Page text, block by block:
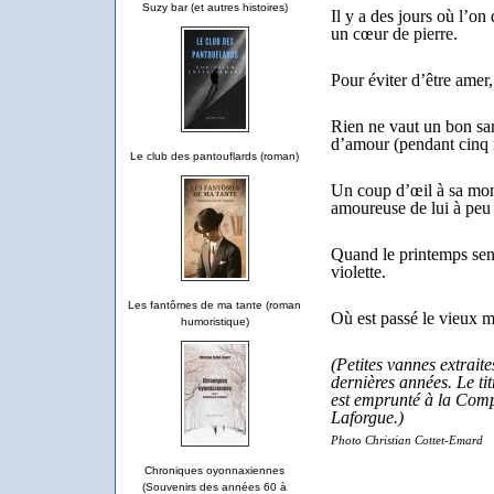
Suzy bar (et autres histoires)
Le club des pantouflards (roman)
Les fantômes de ma tante (roman
humoristique)
Chroniques oyonnaxiennes
(Souvenirs des années 60 à
Il y a des jours où l’on
un cœur de pierre.
Pour éviter d’être
Rien ne vaut un bon
d’amour (pendant cinq
Un coup d’œil à sa
amoureuse de lui à
Quand le printemps
violette.
Où est passé le vieux
(Petites vannes
dernières années. Le
est emprunté à la
Laforgue.)
Photo Christian Cottet-Emard